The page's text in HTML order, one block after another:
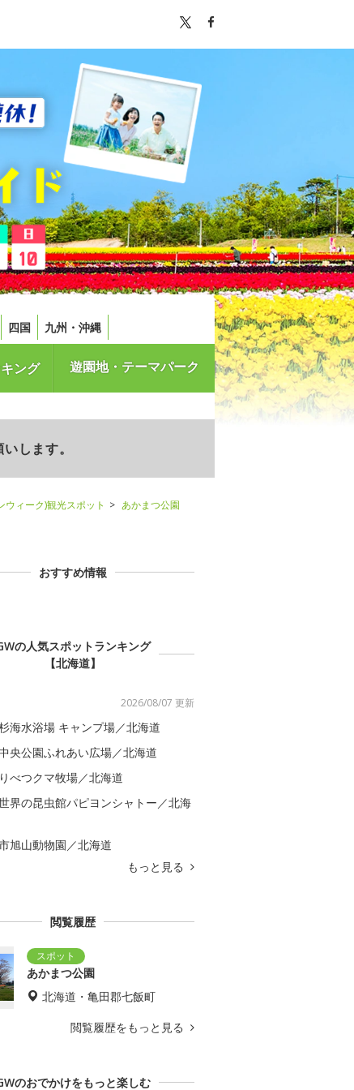
四国 九州・沖縄
ング 遊園地・テーマパーク
します。
ィーク)観光スポット
あかまつ公園
おすすめ情報
の人気スポットランキング
【北海道】
2026/08/07 更新
海水浴場 キャンプ場／北海道
央公園ふれあい広場／北海道
べつクマ牧場／北海道
界の昆虫館パピヨンシャトー／北海
旭山動物園／北海道
もっと見る
閲覧履歴
あかまつ公園
北海道・亀田郡七飯町
閲覧履歴をもっと見る
のおでかけをもっと楽しむ